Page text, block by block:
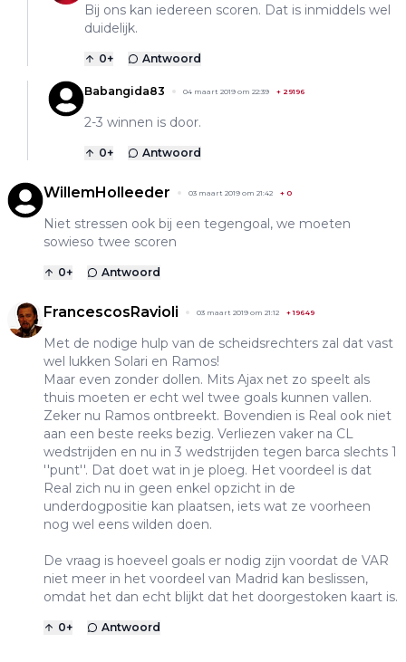
Bij ons kan iedereen scoren. Dat is inmiddels wel
duidelijk.
0+ Antwoord
Babangida83 04 maart 2019 om 22:39 + 29196
2-3 winnen is door.
0+ Antwoord
WillemHolleeder 03 maart 2019 om 21:42 + 0
Niet stressen ook bij een tegengoal, we moeten
sowieso twee scoren
0+ Antwoord
FrancescosRavioli 03 maart 2019 om 21:12 +19649
Met de nodige hulp van de scheidsrechters zal dat vast
wel lukken Solari en Ramos!
Maar even zonder dollen. Mits Ajax net zo speelt als
thuis moeten er echt wel twee goals kunnen vallen.
Zeker nu Ramos ontbreekt. Bovendien is Real ook niet
aan een beste reeks bezig. Verliezen vaker na CL
wedstrijden en nu in 3 wedstrijden tegen barca slechts 1
''punt''. Dat doet wat in je ploeg. Het voordeel is dat
Real zich nu in geen enkel opzicht in de
underdogpositie kan plaatsen, iets wat ze voorheen
nog wel eens wilden doen.
De vraag is hoeveel goals er nodig zijn voordat de VAR
niet meer in het voordeel van Madrid kan beslissen,
omdat het dan echt blijkt dat het doorgestoken kaart is.
0+ Antwoord